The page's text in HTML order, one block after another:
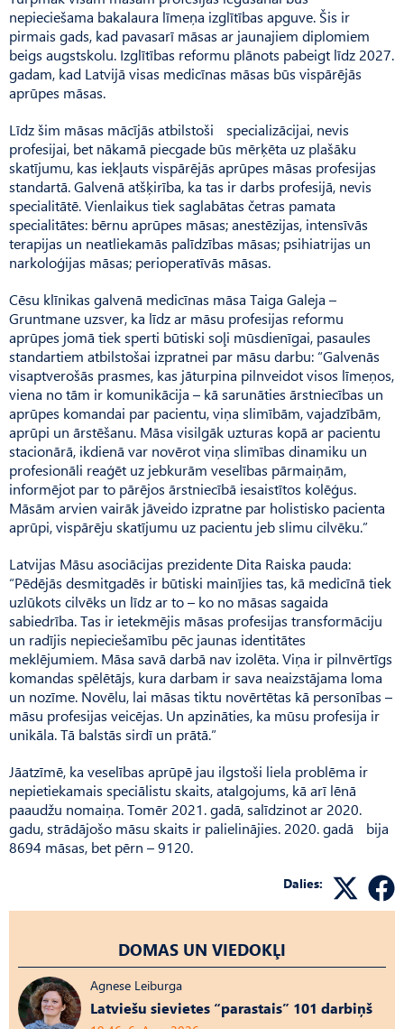
nepieciešama bakalaura līmeņa izglītības apguve. Šis ir
pirmais gads, kad pavasarī māsas ar jaunajiem diplomiem
beigs augst­skolu. Izglītības reformu plānots pabeigt līdz 2027.
gadam, kad Latvijā visas medicīnas māsas būs vispārējās
aprūpes māsas.
Līdz šim māsas mācījās atbilstoši specializācijai, nevis
profesijai, bet nākamā piecgade būs mērķēta uz plašāku
skatījumu, kas iekļauts vispārējās aprūpes māsas profesijas
standartā. Galvenā atšķirība, ka tas ir darbs profesijā, nevis
specialitātē. Vienlaikus tiek saglabātas četras pamata
specialitātes: bērnu aprūpes māsas; anestēzijas, intensīvās
terapijas un neatliekamās palīdzības māsas; psihiatrijas un
narkoloģijas māsas; perioperatīvās māsas.
Cēsu klīnikas galvenā medicīnas māsa Taiga Galeja –
Gruntmane uzsver, ka līdz ar māsu profesijas reformu
aprūpes jomā tiek sperti būtiski soļi mūsdienīgai, pasaules
standartiem atbilstošai izpratnei par māsu darbu: “Galvenās
visaptverošās prasmes, kas jāturpina pilnveidot visos līmeņos,
viena no tām ir komunikācija – kā sarunāties ārstniecības un
aprūpes komandai par pacientu, viņa slimībām, vajadzībām,
aprūpi un ārstēšanu. Māsa visilgāk uzturas kopā ar pacientu
stacionārā, ikdienā var novērot viņa slimības dinamiku un
profesionāli reaģēt uz jebkurām veselības pārmaiņām,
informējot par to pārējos ārstniecībā iesaistītos kolēģus.
Māsām arvien vairāk jāveido izpratne par holistisko pacienta
aprūpi, vispārēju skatījumu uz pacientu jeb slimu cilvēku.”
Latvijas Māsu asociācijas prezidente Dita Raiska pauda:
“Pēdējās desmitgadēs ir būtiski mainījies tas, kā medicīnā tiek
uzlūkots cilvēks un līdz ar to – ko no māsas sagaida
sabiedrība. Tas ir ietekmējis māsas profesijas transformāciju
un radījis nepieciešamību pēc jaunas identitātes
meklējumiem. Māsa savā darbā nav izolēta. Viņa ir pilnvērtīgs
komandas spēlētājs, kura darbam ir sava neaizstājama loma
un nozīme. Novēlu, lai māsas tiktu novērtētas kā personības –
māsu profesijas veicējas. Un apzināties, ka mūsu profesija ir
unikāla. Tā balstās sirdī un prātā.”
Jāatzīmē, ka veselības aprūpē jau ilgstoši liela problēma ir
nepietiekamais speciālistu skaits, atalgojums, kā arī lēnā
paaudžu nomaiņa. Tomēr 2021. gadā, salīdzinot ar 2020.
gadu, strādājošo māsu skaits ir palielinājies. 2020. gadā bija
8694 māsas, bet pērn – 9120.
Dalies:
DOMAS UN VIEDOKĻI
Agnese Leiburga
Latviešu sievietes “parastais” 101 darbiņš